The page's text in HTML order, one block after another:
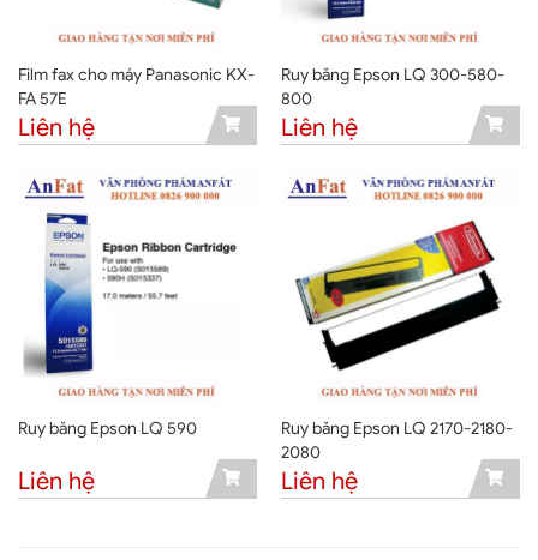
Film fax cho máy Panasonic KX-
FA 57E
Liên hệ
Ruy băng Epson LQ 300-580-
800
Liên hệ
Ruy băng Epson LQ 590
Liên hệ
Ruy băng Epson LQ 2170-2180-
2080
Liên hệ